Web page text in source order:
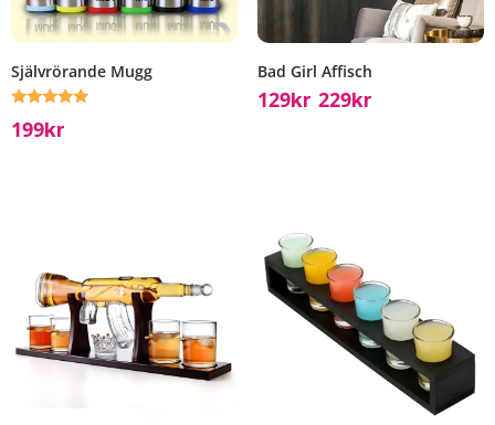
Självrörande Mugg
5.00
199Kr
Bad Girl Affisch
129Kr 229Kr